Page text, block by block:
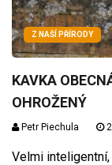
Z NAŠÍ PŘÍRODY
KAVKA
OHROŽENÝ
Petr Piechula
Velmi